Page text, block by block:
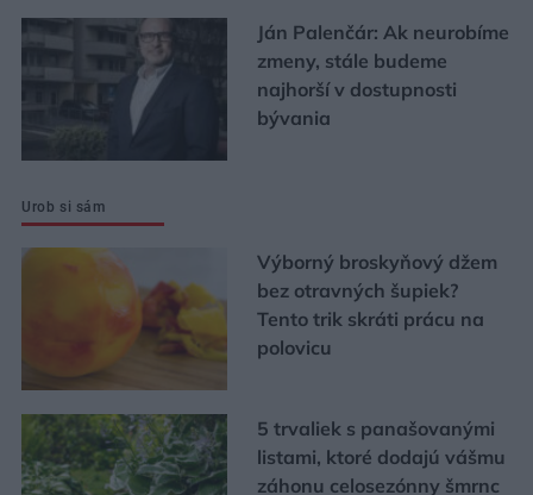
Ján Palenčár: Ak neurobíme
zmeny, stále budeme
najhorší v dostupnosti
bývania
Urob si sám
Výborný broskyňový džem
bez otravných šupiek?
Tento trik skráti prácu na
polovicu
5 trvaliek s panašovanými
listami, ktoré dodajú vášmu
záhonu celosezónny šmrnc